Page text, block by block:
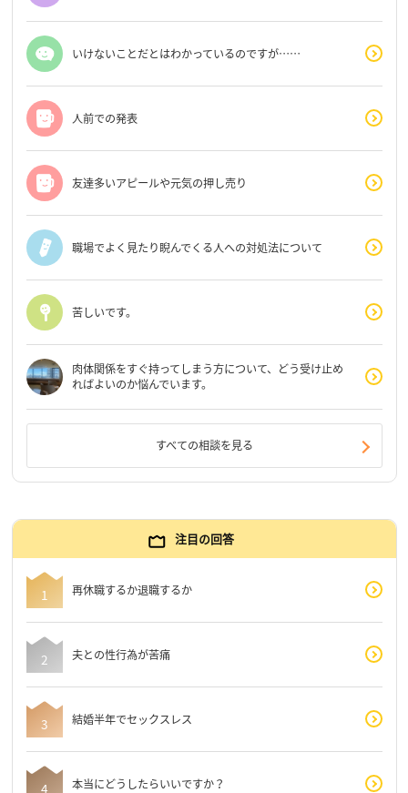
いけないことだとはわかっているのですが……
人前での発表
友達多いアピールや元気の押し売り
職場でよく見たり睨んでくる人への対処法について
苦しいです。
肉体関係をすぐ持ってしまう方について、どう受け止め
ればよいのか悩んでいます。
すべての相談を見る
注目の回答
再休職するか退職するか
夫との性行為が苦痛
結婚半年でセックスレス
本当にどうしたらいいですか？